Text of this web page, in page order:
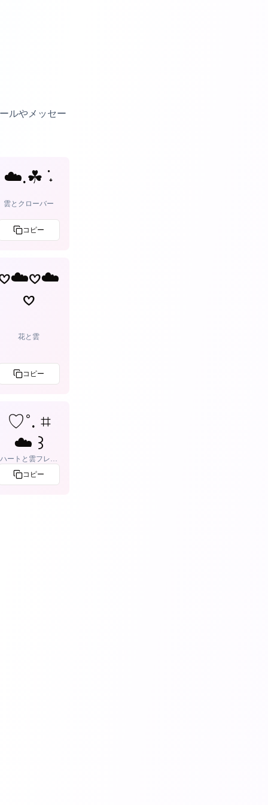
ルやメッセー
☁️.☘︎ ݁˖
雲とクローバー
コピー
𖹭
花と雲
コピー
♡˚. ⌗
☁️ ꒱
ハートと雲フレー
コピー